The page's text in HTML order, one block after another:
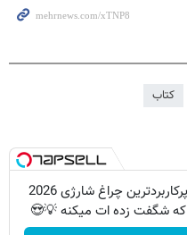
کتاب
پرکاربردترین چراغ شارژی 2026
که شگفت زده ات میکنه 💡😍